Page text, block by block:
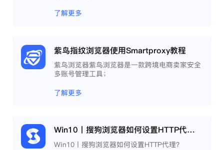
了解更多
紫鸟指纹浏览器使用Smartproxy教程
紫鸟浏览器紫鸟浏览器是一款跨境电商卖家安全
多账号管理工具；
了解更多
Win10丨搜狗浏览器如何设置HTTP代理？
Win10丨搜狗浏览器如何设置HTTP代理？